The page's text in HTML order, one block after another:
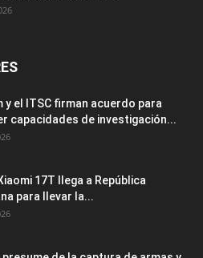
y el ITSC firman acuerdo para
capacidades de investigación...
17T llega a República
para llevar la...